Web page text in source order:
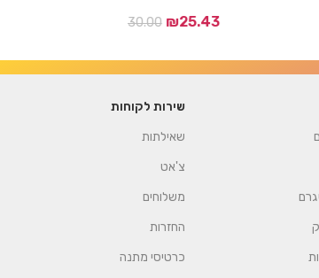
₪30.00 ₪25.43
שירות לקוחות
שאילתות
צ'אט
משלוחים
החזרות
כרטיסי מתנה